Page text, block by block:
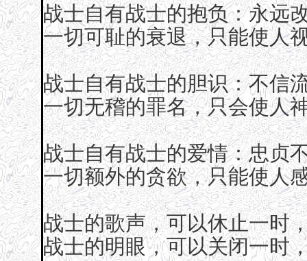
战士自有战士的抱负：永远
一切可耻的衰退，只能使人
战士自有战士的胆识：不信
一切无稽的罪名，只会使人
战士自有战士的爱情：忠贞
一切额外的贪欲，只能使人
战士的歌声，可以休止一时
战士的明眼，可以关闭一时